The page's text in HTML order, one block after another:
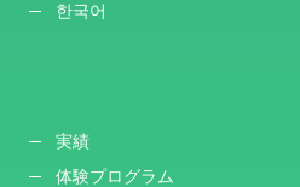
한국어
実績
体験プログラム